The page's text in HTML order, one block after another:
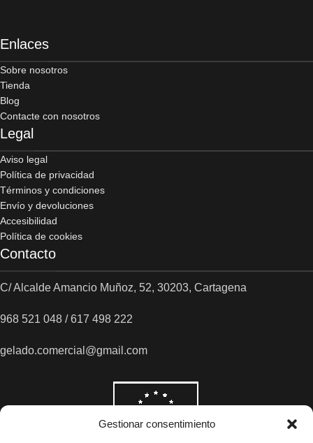
Gestionar consentimiento
Enlaces
Sobre nosotros
Tienda
Blog
Contacte con nosotros
Legal
Aviso legal
Política de privacidad
Términos y condiciones
Envío y devoluciones
Accesibilidad
Política de cookies
Contacto
C/ Alcalde Amancio Muñoz, 52, 30203, Cartagena
968 521 048 / 617 498 222
gelado.comercial@gmail.com